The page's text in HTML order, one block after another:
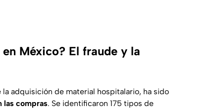
México? El fraude y la
la adquisición de material hospitalario, ha sido
las compras. Se identificaron 175 tipos de